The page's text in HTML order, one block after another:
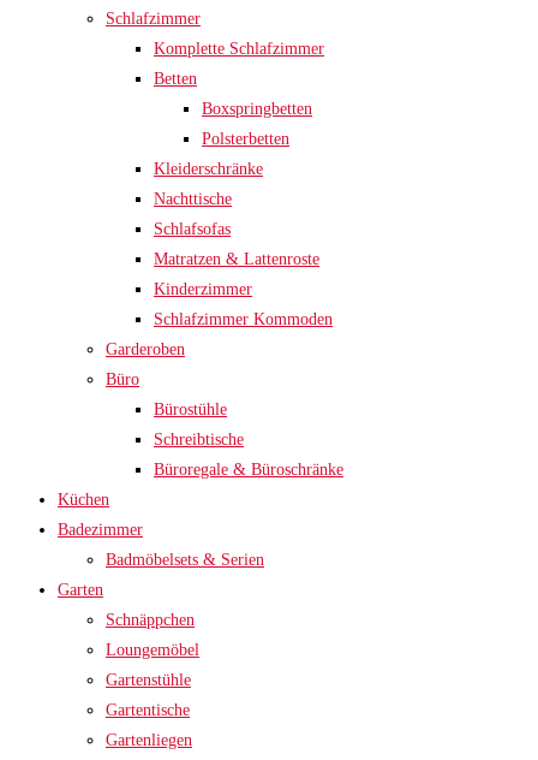
Schlafzimmer
Komplette Schlafzimmer
Betten
Boxspringbetten
Polsterbetten
Kleiderschränke
Nachttische
Schlafsofas
Matratzen & Lattenroste
Kinderzimmer
Schlafzimmer Kommoden
Garderoben
Büro
Bürostühle
Schreibtische
Büroregale & Büroschränke
Küchen
Badezimmer
Badmöbelsets & Serien
Garten
Schnäppchen
Loungemöbel
Gartenstühle
Gartentische
Gartenliegen